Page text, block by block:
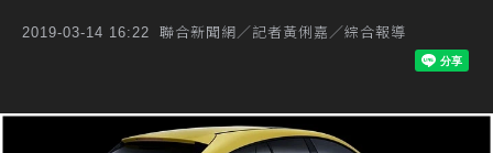
2019-03-14 16:22 聯合新聞網／記者黃俐嘉／綜合報導